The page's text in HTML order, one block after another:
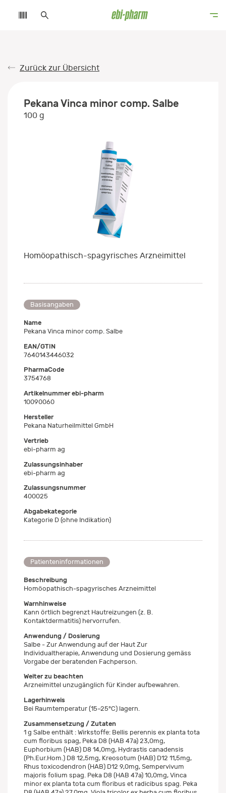
Zurück zur Übersicht
Pekana Vinca minor comp. Salbe
100 g
Homöopathisch-spagyrisches Arzneimittel
Basisangaben
Name
Pekana Vinca minor comp. Salbe
EAN/GTIN
7640143446032
PharmaCode
3754768
Artikelnummer ebi-pharm
10090060
Hersteller
Pekana Naturheilmittel GmbH
Vertrieb
ebi-pharm ag
Zulassungsinhaber
ebi-pharm ag
Zulassungsnummer
400025
Abgabekategorie
Kategorie D (ohne Indikation)
Patienteninformationen
Beschreibung
Homöopathisch-spagyrisches Arzneimittel
Warnhinweise
Kann örtlich begrenzt Hautreizungen (z. B.
Kontaktdermatitis) hervorrufen.
Anwendung / Dosierung
Salbe - Zur Anwendung auf der Haut Zur
Individualtherapie, Anwendung und Dosierung gemäss
Vorgabe der beratenden Fachperson.
Weiter zu beachten
Arzneimittel unzugänglich für Kinder aufbewahren.
Lagerhinweis
Bei Raumtemperatur (15–25°C) lagern.
Zusammensetzung / Zutaten
1 g Salbe enthält : Wirkstoffe: Bellis perennis ex planta tota
cum floribus spag, Peka D8 (HAB 47a) 23,0mg,
Euphorbium (HAB) D8 14,0mg, Hydrastis canadensis
(Ph.Eur.Hom.) D8 12,5mg, Kreosotum (HAB) D12 11,5mg,
Rhus toxicodendron (HAB) D12 9,0mg, Sempervivum
majoris folium spag. Peka D8 (HAB 47a) 10,0mg, Vinca
minor ex planta tota cum floribus et radicibus spag. Peka